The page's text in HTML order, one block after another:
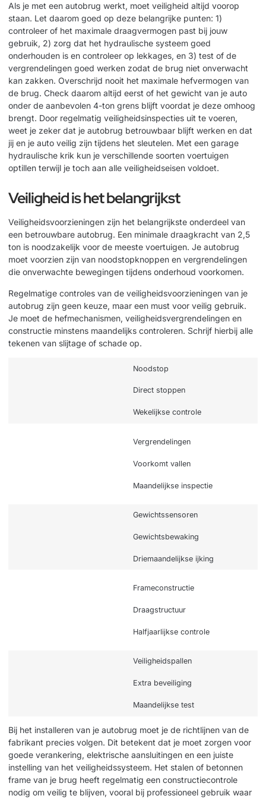
Als je met een autobrug werkt, moet veiligheid altijd voorop
staan. Let daarom goed op deze belangrijke punten: 1)
controleer of het maximale draagvermogen past bij jouw
gebruik, 2) zorg dat het hydraulische systeem goed
onderhouden is en controleer op lekkages, en 3) test of de
vergrendelingen goed werken zodat de brug niet onverwacht
kan zakken. Overschrijd nooit het maximale hefvermogen van
de brug. Check daarom altijd eerst of het gewicht van je auto
onder de aanbevolen 4-ton grens blijft voordat je deze omhoog
brengt. Door regelmatig veiligheidsinspecties uit te voeren,
weet je zeker dat je autobrug betrouwbaar blijft werken en dat
jij en je auto veilig zijn tijdens het sleutelen. Met een garage
hydraulische krik kun je verschillende soorten voertuigen
optillen terwijl je toch aan alle veiligheidseisen voldoet.
Veiligheid is het belangrijkst
Veiligheidsvoorzieningen zijn het belangrijkste onderdeel van
een betrouwbare autobrug. Een minimale draagkracht van 2,5
ton is noodzakelijk voor de meeste voertuigen. Je autobrug
moet voorzien zijn van noodstopknoppen en vergrendelingen
die onverwachte bewegingen tijdens onderhoud voorkomen.
Regelmatige controles van de veiligheidsvoorzieningen van je
autobrug zijn geen keuze, maar een must voor veilig gebruik.
Je moet de hefmechanismen, veiligheidsvergrendelingen en
constructie minstens maandelijks controleren. Schrijf hierbij alle
tekenen van slijtage of schade op.
Noodstop
Direct stoppen
Wekelijkse controle
Vergrendelingen
Voorkomt vallen
Maandelijkse inspectie
Gewichtssensoren
Gewichtsbewaking
Driemaandelijkse ijking
Frameconstructie
Draagstructuur
Halfjaarlijkse controle
Veiligheidspallen
Extra beveiliging
Maandelijkse test
Bij het installeren van je autobrug moet je de richtlijnen van de
fabrikant precies volgen. Dit betekent dat je moet zorgen voor
goede verankering, elektrische aansluitingen en een juiste
instelling van het veiligheidssysteem. Het stalen of betonnen
frame van je brug heeft regelmatig een constructiecontrole
nodig om veilig te blijven, vooral bij professioneel gebruik waar